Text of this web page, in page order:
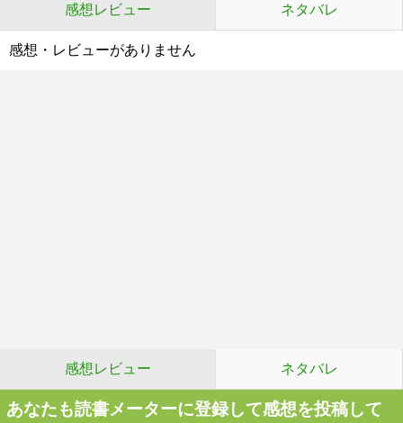
感想レビュー ネタバレ
感想・レビューがありません
感想レビュー ネタバレ
あなたも読書メーターに登録して感想を投稿して